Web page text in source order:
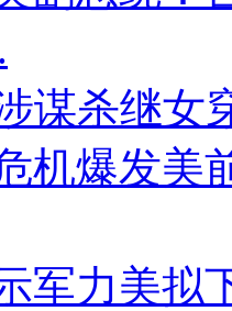
谋杀继女
机爆发美
军力美拟